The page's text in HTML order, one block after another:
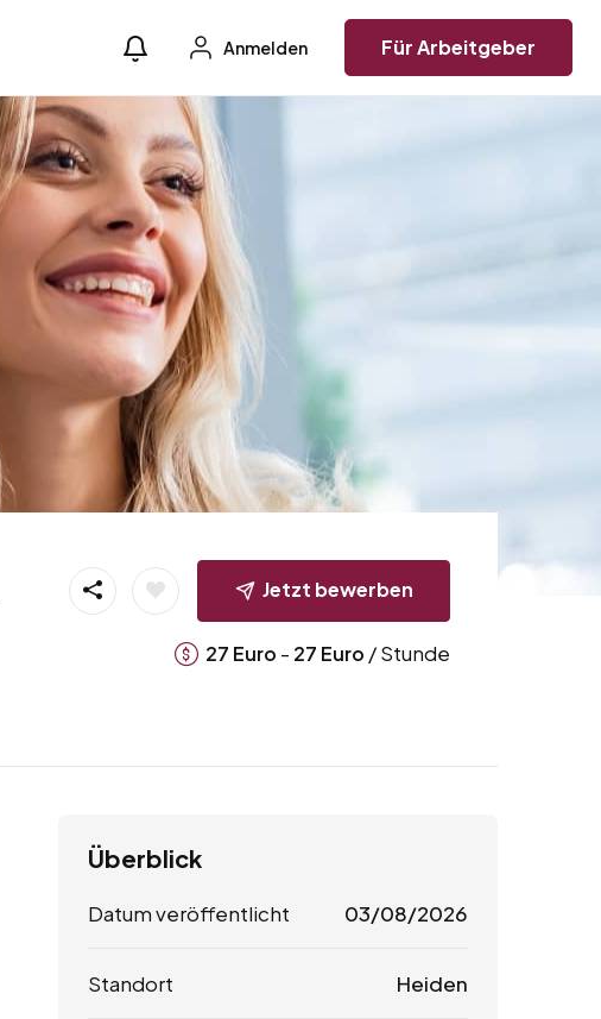
Anmelden Für Arbeitgeber
Jetzt bewerben
27 Euro - 27 Euro / Stunde
Überblick
Datum veröffentlicht 03/08/2026
Standort Heiden